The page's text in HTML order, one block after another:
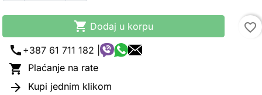
 Dodaj u korpu
favorite_border
call +387 61 711 182 |
 Plaćanje na rate
 Kupi jednim klikom